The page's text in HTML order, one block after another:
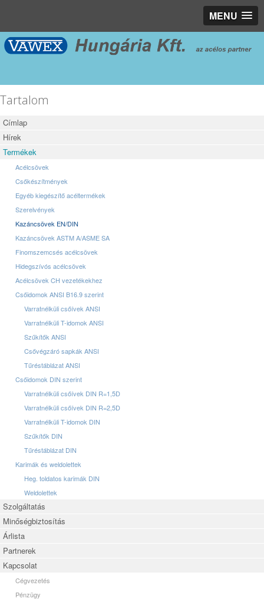
MENU
Tartalom
Címlap
Hírek
Termékek
Acélcsövek
Csőkészítmények
Egyéb kiegészítő acéltermékek
Szerelvények
Kazáncsövek EN/DIN
Kazáncsövek ASTM A/ASME SA
Finomszemcsés acélcsövek
Hidegszívós acélcsövek
Acélcsövek CH vezetékekhez
Csőidomok ANSI B16.9 szerint
Varratnélküli csőívek ANSI
Varratnélküli T-idomok ANSI
Szűkítők ANSI
Csővégzáró sapkák ANSI
Tűréstáblázat ANSI
Csőidomok DIN szerint
Varratnélküli csőívek DIN R=1,5D
Varratnélküli csőívek DIN R=2,5D
Varratnélküli T-idomok DIN
Szűkítők DIN
Tűréstáblázat DIN
Karimák és weldolettek
Heg. toldatos karimák DIN
Weldolettek
Szolgáltatás
Minőségbiztosítás
Árlista
Partnerek
Kapcsolat
Cégvezetés
Pénzügy